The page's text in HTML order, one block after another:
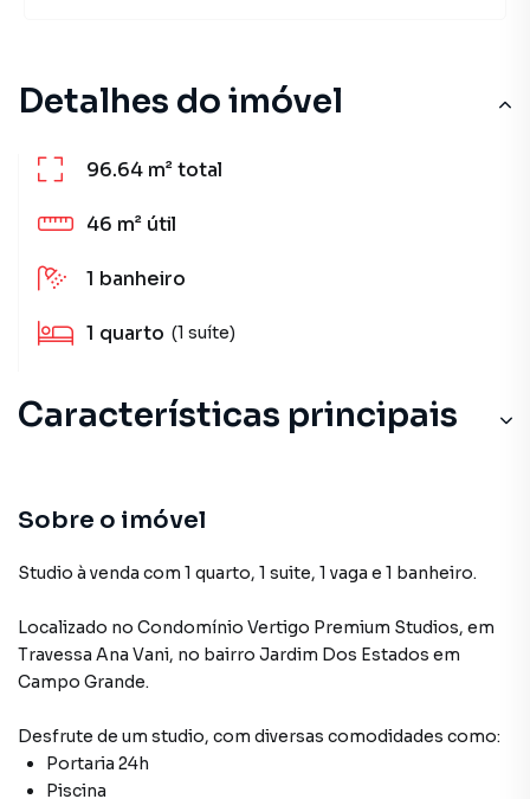
Detalhes do imóvel
96.64 m²total
46 m² útil
1 banheiro
1 quarto (1 suíte)
Características principais
Tomada para Carro Elétrico
Decorado
Sala de Academia
Churrasqueira
Sobre o imóvel
Studio à venda com 1 quarto, 1 suite, 1 vaga e 1 banheiro.
Localizado no Condomínio Vertigo Premium Studios, em
Travessa Ana Vani, no bairro Jardim Dos Estados em
Campo Grande.
Desfrute de um studio, com diversas comodidades como:
Portaria 24h
Piscina